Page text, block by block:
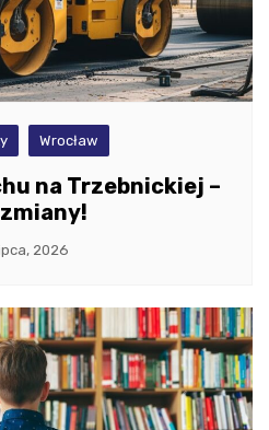
Wrocław
na Trzebnickiej –
2026